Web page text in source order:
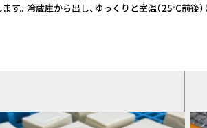
冷蔵庫から出し、ゆっくりと室温（